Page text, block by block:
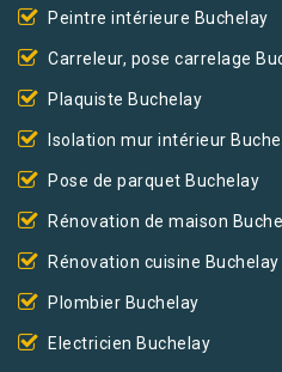
Peintre intérieure Buchelay
Carreleur, pose carrelage
Plaquiste Buchelay
Isolation mur intérieur
Pose de parquet Buchelay
Rénovation de maison
Rénovation cuisine Buchelay
Plombier Buchelay
Electricien Buchelay